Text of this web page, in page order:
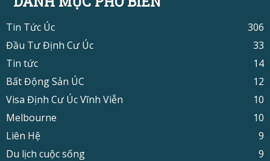
Tin Tức Úc
306
Đầu Tư Định Cư Úc
33
Tin tức
14
Bất Động Sản ÚC
12
Visa Định Cư Úc Vĩnh Viễn
10
Melbourne
10
Liên Hệ
9
Du lịch cuộc sống
9